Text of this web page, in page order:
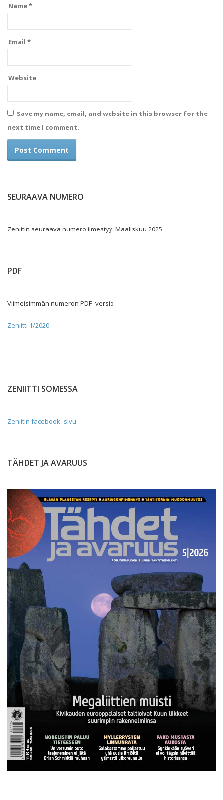
Name*
Email *
Website
Save my name, email, and website in this browser for the
next time I comment.
SEURAAVA NUMERO
Zeniitin seuraava numero ilmestyy: Maaliskuu 2025
PDF
Viimeisimmän numeron PDF -versio
Zeniitti 1/2020
ZENIITTI SOMESSA
Zeniitin facebook -sivu
TÄHDET JA AVARUUS